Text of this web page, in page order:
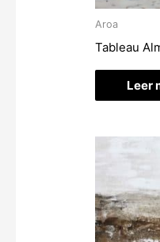
Aroa
Tableau
Leer